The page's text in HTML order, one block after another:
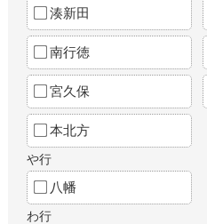
湊新田
南行徳
宮久保
本北方
や行
八幡
わ行